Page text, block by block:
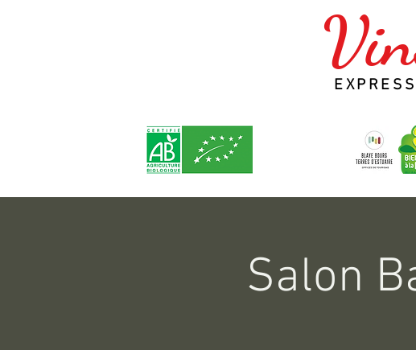
Salon